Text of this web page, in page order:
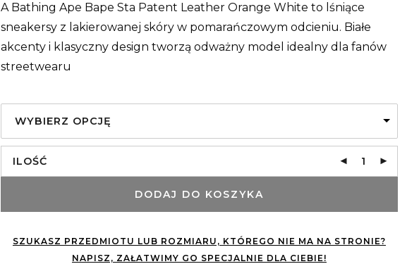
A Bathing Ape Bape Sta Patent Leather Orange White to lśniące
sneakersy z lakierowanej skóry w pomarańczowym odcieniu. Białe
akcenty i klasyczny design tworzą odważny model idealny dla fanów
streetwearu
WYBIERZ OPCJĘ
ILOŚĆ
DODAJ DO KOSZYKA
SZUKASZ PRZEDMIOTU LUB ROZMIARU, KTÓREGO NIE MA NA STRONIE?
NAPISZ, ZAŁATWIMY GO SPECJALNIE DLA CIEBIE!